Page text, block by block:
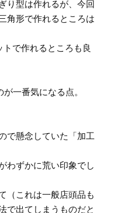
り型は作れるが、今回
角形で作れるところは
で作れるところも良
一番気になる点。
で懸念していた「加工
わずかに荒い印象でし
（これは一般店頭品も
で出てしまうものだと